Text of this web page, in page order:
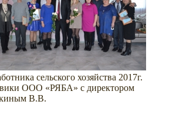
сельского хозяйства 2017г.
ООО «РЯБА» с директором
В.В.